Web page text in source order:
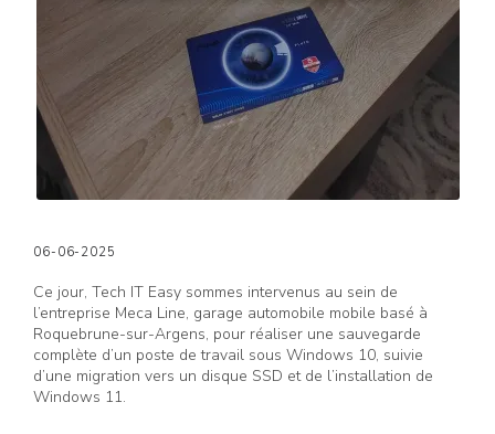
06-06-2025
Ce jour, Tech IT Easy sommes intervenus au sein de
l’entreprise Meca Line, garage automobile mobile basé à
Roquebrune-sur-Argens, pour réaliser une sauvegarde
complète d’un poste de travail sous Windows 10, suivie
d’une migration vers un disque SSD et de l’installation de
Windows 11.